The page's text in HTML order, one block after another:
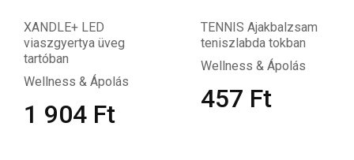
XANDLE+ LED
viaszgyertya üveg
tartóban
Wellness & Ápolás
1 904 Ft
TENNIS Ajakbalzsam
teniszlabda tokban
Wellness & Ápolás
457 Ft